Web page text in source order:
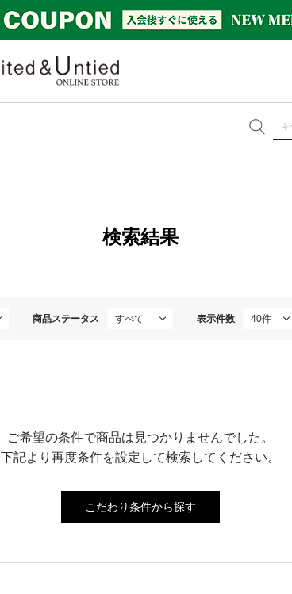
検索結果
商品ステータス 表示件数
ご希望の条件で商品は見つかりませんでした。
下記より再度条件を設定して検索してください。
こだわり条件から探す